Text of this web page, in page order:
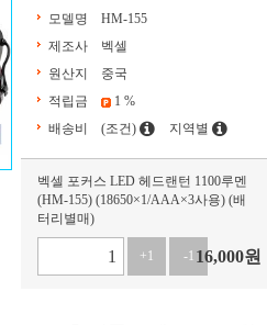
모델명
HM-155
제조사
벡셀
원산지
중국
적립금
1 %
배송비
(조건) 지역별
벡셀 포커스 LED 헤드랜턴 1100루멘
(HM-155) (18650×1/AAA×3사용) (배
터리별매)
+1 -1 16,000원